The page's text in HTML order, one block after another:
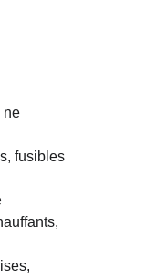
ne
fusibles